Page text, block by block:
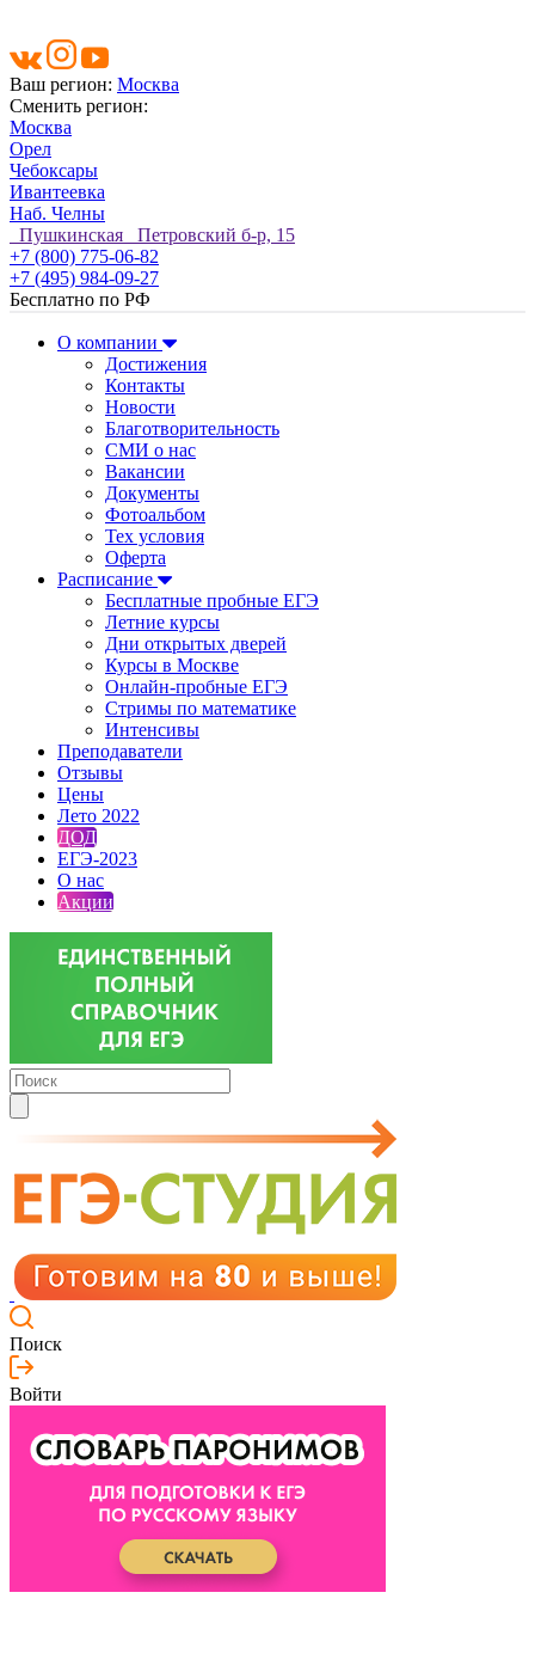
Ваш регион: Москва
Сменить регион:
Москва
Орел
Чебоксары
Ивантеевка
Наб. Челны
Пушкинская Петровский б-р, 15
+7 (800) 775-06-82
+7 (495) 984-09-27
Бесплатно по РФ
О компании
Достижения
Контакты
Новости
Благотворительность
СМИ о нас
Вакансии
Документы
Фотоальбом
Тех условия
Оферта
Расписание
Бесплатные пробные ЕГЭ
Летние курсы
Дни открытых дверей
Курсы в Москве
Онлайн-пробные ЕГЭ
Стримы по математике
Интенсивы
Преподаватели
Отзывы
Цены
Лето 2022
ДОД
ЕГЭ-2023
О нас
Акции
Поиск
Войти